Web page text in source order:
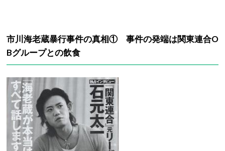
市川海老蔵暴行事件の真相① 事件の発端は関東連合O
Bグループとの飲食